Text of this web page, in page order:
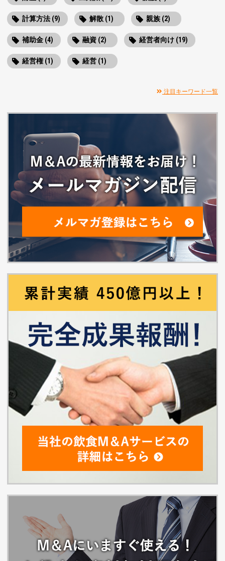
計算方法 (9) 解散 (1) 親族 (2)
補助金 (4) 融資 (2) 経営者向け (19)
経営権 (1) 経営 (1)
注目キーワード一覧